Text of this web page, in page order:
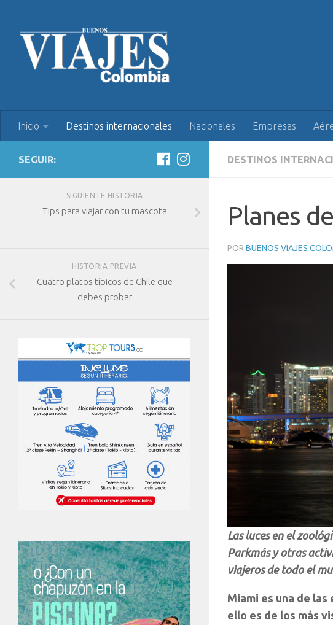
Inicio Destinos internacionales Nacionales Empresas
DESTINOS
Planes
POR BUENOS VIAJES
Las luces en el
Parkmás y otras
viajeros de todo el
Miami es una de
ello es de los más
SEGUIR:
SIGUIENTE HISTORIA
Tips para viajar con tu mascota
HISTORIA PREVIA
Cuatro platos típicos de Chile que
debes probar